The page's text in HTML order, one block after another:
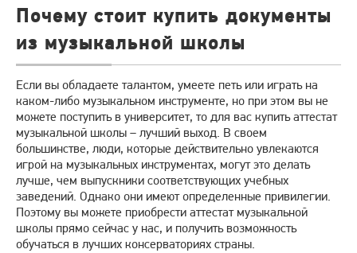
Почему стоит купить документы
из музыкальной школы
Если вы обладаете талантом, умеете петь или играть на
каком-либо музыкальном инструменте, но при этом вы не
можете поступить в университет, то для вас купить аттестат
музыкальной школы – лучший выход. В своем
большинстве, люди, которые действительно увлекаются
игрой на музыкальных инструментах, могут это делать
лучше, чем выпускники соответствующих учебных
заведений. Однако они имеют определенные привилегии.
Поэтому вы можете приобрести аттестат музыкальной
школы прямо сейчас у нас, и получить возможность
обучаться в лучших консерваториях страны.